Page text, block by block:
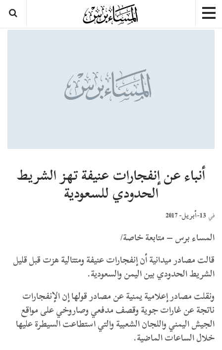
أنباء عن إنفجارات عنيفة تهز الشريط
الحدودي للسعودية
في 13-أبريل- 2017
المساء برس – متابعة خاصة/
قالت مصادر ميدانية أن إنفجارات عنيفة ومتتالية هزت قبل قليل
الشريط الحدودي بين اليمن والسعودية.
ونقلت مصادر إعلامية يمنية عن مصادر قولها إن الإنفجارات
ناتجة عن غارات جوية وقصف مدفعي وصاروخي على مواقع
الجيش اليمني واللجان الشعبية والتي استطاعت السيطرة عليها
خلال الساعات الماضية.